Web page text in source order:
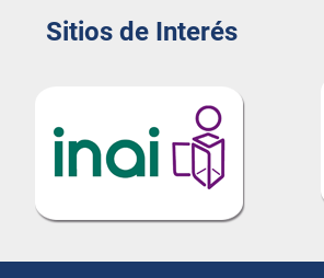
Sitios de Interés